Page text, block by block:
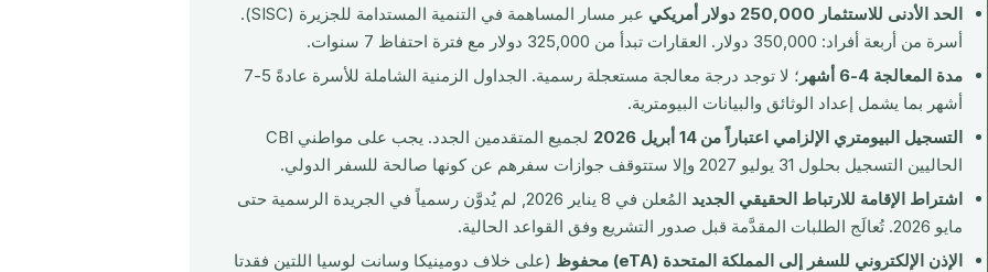
الحد الأدنى للاستثمار 250,000 دولار أمريكي
عبر مسار المساهمة في التنمية المستدامة للجزيرة (SISC).
أسرة من أربعة أفراد: 350,000 دولار. العقارات تبدأ من 325,000 دولار مع فترة احتفاظ 7 سنوات.
مدة المعالجة 4-6 أشهر
؛ لا توجد درجة معالجة مستعجلة رسمية. الجداول الزمنية الشاملة للأسرة عادةً 5-7
أشهر بما يشمل إعداد الوثائق والبيانات البيومترية.
التسجيل البيومتري الإلزامي اعتباراً من 14 أبريل 2026
لجميع المتقدمين الجدد. يجب على مواطني CBI
الحاليين التسجيل بحلول 31 يوليو 2027 وإلا ستتوقف جوازات سفرهم عن كونها صالحة للسفر الدولي.
اشتراط الإقامة للارتباط الحقيقي الجديد
المُعلن في 8 يناير 2026, لم يُدوَّن رسمياً في الجريدة الرسمية حتى
مايو 2026. تُعالَج الطلبات المقدَّمة قبل صدور التشريع وفق القواعد الحالية.
الإذن الإلكتروني للسفر إلى المملكة المتحدة (eTA) محفوظ
(على خلاف دومينيكا وسانت لوسيا اللتين فقدتا